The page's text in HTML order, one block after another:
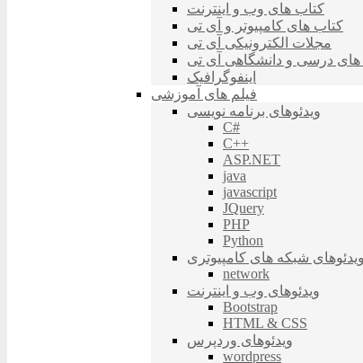
کتاب های وب و اینترنت
کتاب های کامپیوتر و آی تی
مجلات الکترونیکی آی تی
های درسی و دانشگاهی آی تی
اینفوگرافیک
فیلم های آموزشی
ویدئوهای برنامه نویسی
C#
C++
ASP.NET
java
javascript
JQuery
PHP
Python
ویدئوهای شبکه های کامپیوتری
network
ویدئوهای وب و اینترنت
Bootstrap
HTML & CSS
ویدئوهای وردپرس
wordpress